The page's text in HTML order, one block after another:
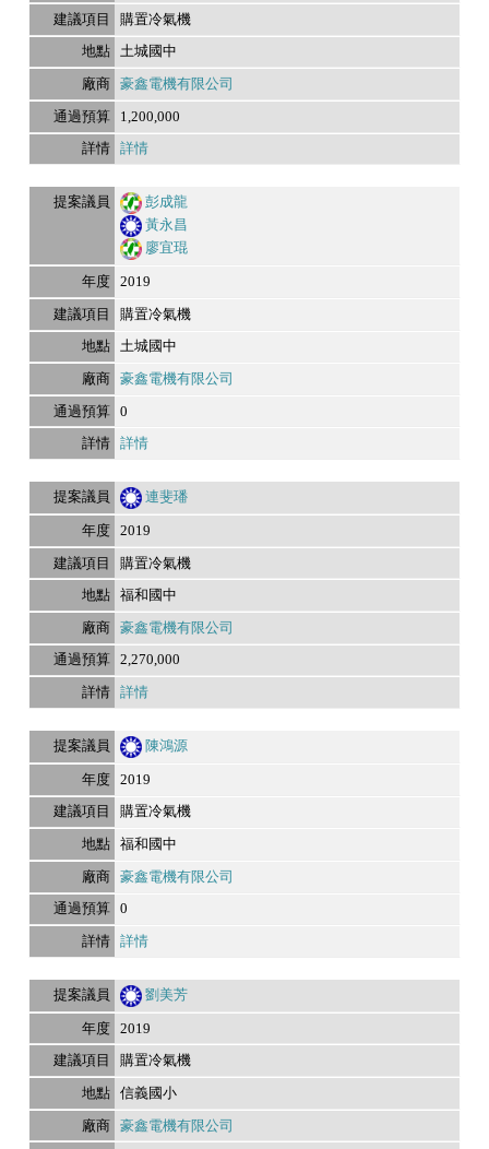
購置冷氣機
土城國中
豪鑫電機有限公司
1,200,000
詳情
彭成龍
黃永昌
廖宜琨
2019
購置冷氣機
土城國中
豪鑫電機有限公司
0
詳情
連斐璠
2019
購置冷氣機
福和國中
豪鑫電機有限公司
2,270,000
詳情
陳鴻源
2019
購置冷氣機
福和國中
豪鑫電機有限公司
0
詳情
劉美芳
2019
購置冷氣機
信義國小
豪鑫電機有限公司